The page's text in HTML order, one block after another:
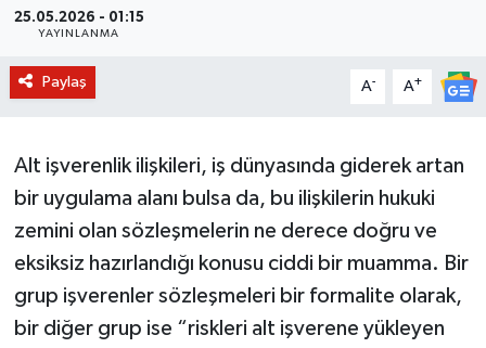
25.05.2026 - 01:15
YAYINLANMA
Paylaş A- A+
Alt işverenlik ilişkileri, iş dünyasında giderek artan
bir uygulama alanı bulsa da, bu ilişkilerin hukuki
zemini olan sözleşmelerin ne derece doğru ve
eksiksiz hazırlandığı konusu ciddi bir muamma. Bir
grup işverenler sözleşmeleri bir formalite olarak,
bir diğer grup ise “riskleri alt işverene yükleyen
SAĞLIK
BİLİM VE TEKNOLOJİ
KURUMSAL